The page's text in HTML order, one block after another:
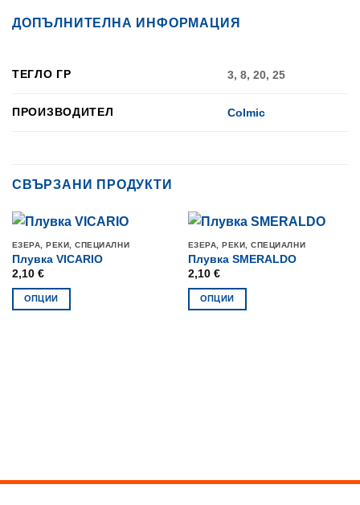
ДОПЪЛНИТЕЛНА ИНФОРМАЦИЯ
ТЕГЛО ГР 3, 8, 20, 25
ПРОИЗВОДИТЕЛ Colmic
СВЪРЗАНИ ПРОДУКТИ
ЕЗЕРА, РЕКИ, СПЕЦИАЛНИ
Плувка VICARIO
2,10 €
ОПЦИИ
on
ЕЗЕРА, РЕКИ, СПЕЦИАЛНИ
Плувка SMERALDO
2,10 €
ОПЦИИ
on